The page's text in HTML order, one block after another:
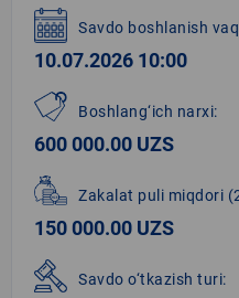
Savdo boshlanish
10.07.2026 10:00
Boshlang‘ich narxi:
600 000.00 UZS
Zakalat puli miqdori
150 000.00 UZS
Savdo o‘tkazish turi: